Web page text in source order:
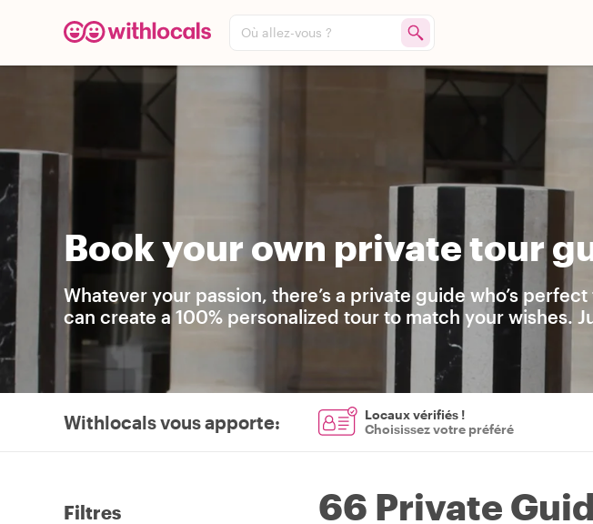
Où allez-vous ?
Book your own private tour
Whatever your passion, there’s a private guide who’s
can create a 100% personalized tour to match your wishes.
Withlocals vous apporte:
Locaux vérifiés !
Choisissez votre préféré
Filtres 66 Private